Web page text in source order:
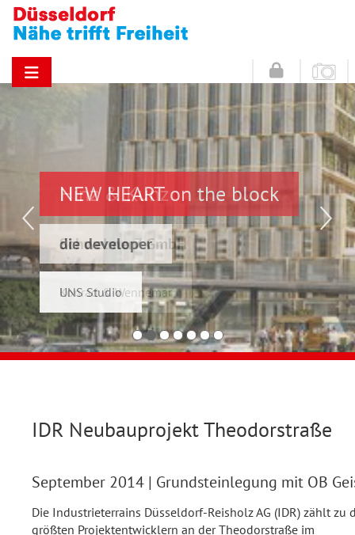
NEW HEART on the block
die developer
UNS Studio
Hinz & Kunz
Schwelmer7 GmbH
Konrad & Wennemar
IDR Neubauprojekt Theodorstraße
September 2014 | Grundsteinlegung mit OB
Die Industrieterrains Düsseldorf-Reisholz AG (IDR) zählt zu
größten Projektentwicklern an der Theodorstraße im